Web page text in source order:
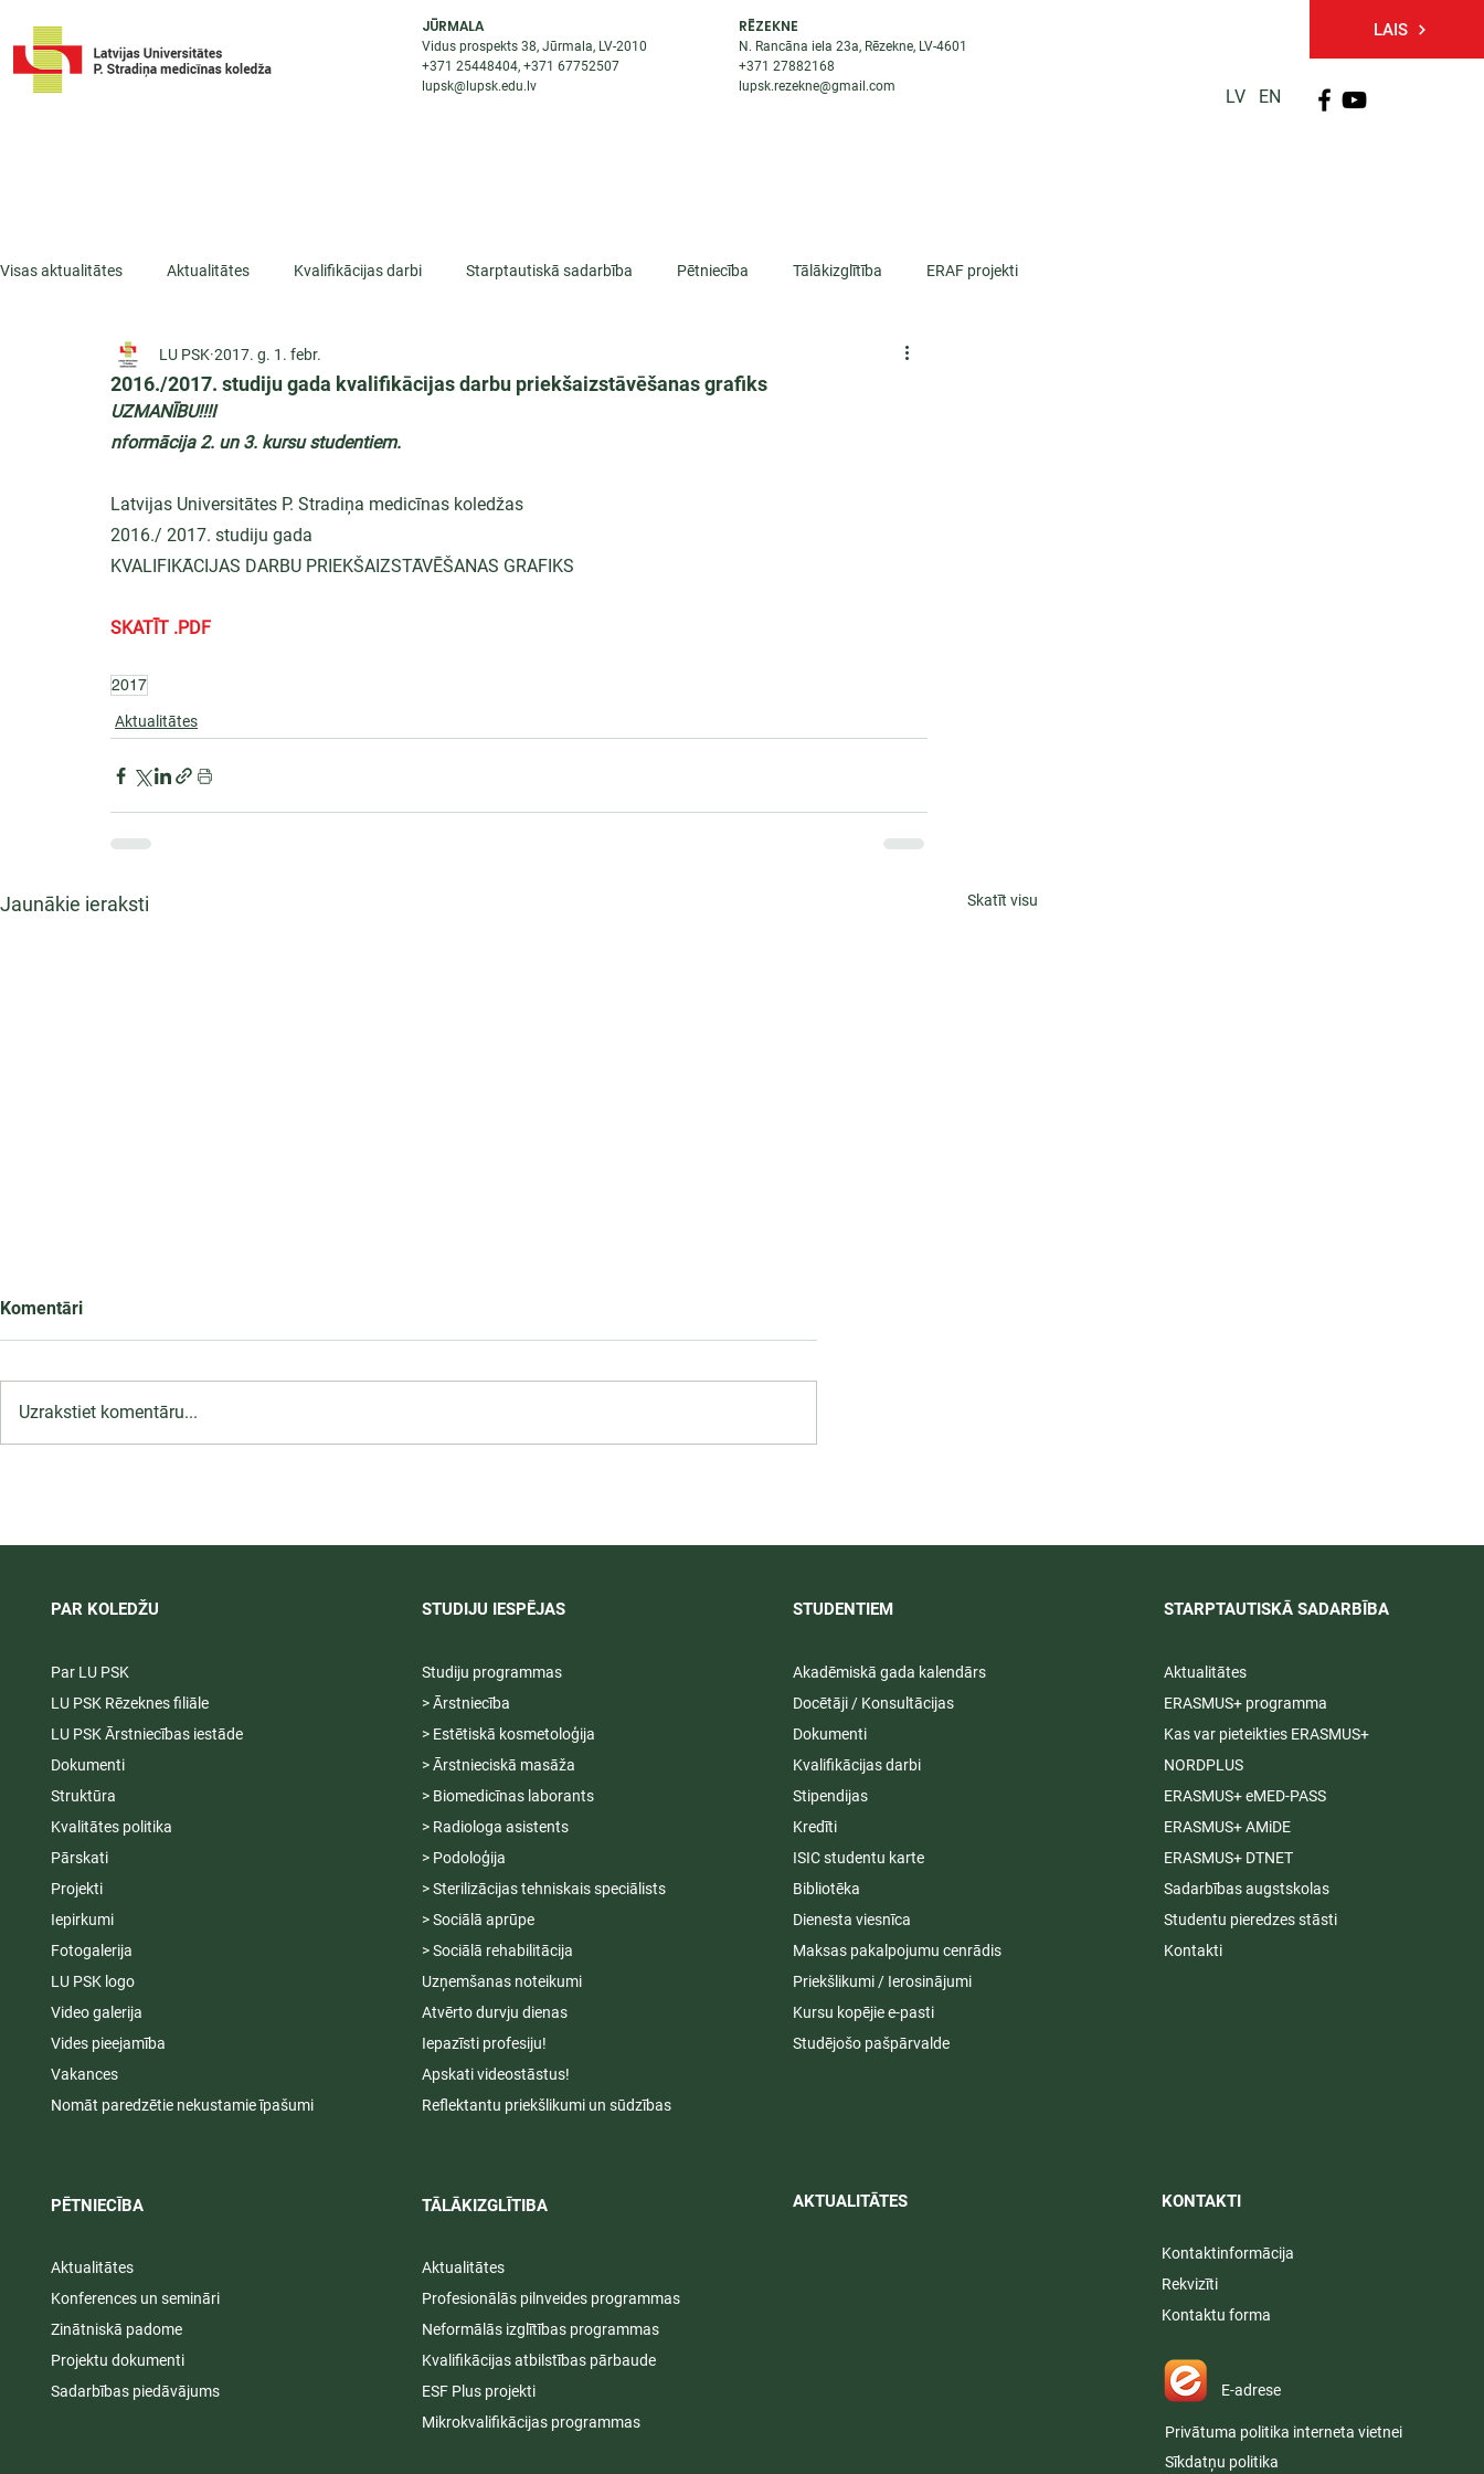
JŪRMALA
Vidus prospekts 38, Jūrmala, LV-2010
+371 25448404, +37167752507
lupsk@lupsk.edu.lv
RĒZEKNE
N. Rancāna iela 23a, Rēzekne, LV-4601
+37127882168
lupsk.rezekne@gmail.com
LAIS
LV EN
Visas aktualitātes Aktualitātes Kvalifikācijas darbi Starptautiskā sadarbība Pētniecība Tālākizglītība ERAF projekti
ESF projekti Iepazīsti profesiju
2016./2017. studiju gada kvalifikācijas darbu priekšaizstāvēšanas grafiks
LU PSK 2017. g. 1. febr.
UZMANĪBU!!!I
nformācija 2. un 3. kursu studentiem.
Latvijas Universitātes P. Stradiņa medicīnas koledžas
2016./ 2017. studiju gada
KVALIFIKĀCIJAS DARBU PRIEKŠAIZSTĀVĒŠANAS GRAFIKS
SKATĪT .PDF
2017
Aktualitātes
Jaunākie ieraksti Skatīt visu
Komentāri
Uzrakstiet komentāru...
PAR KOLEDŽU
Par LU PSK
LU PSK Rēzeknes filiāle
LU PSK Ārstniecības iestāde
Dokumenti
Struktūra
Kvalitātes politika
Pārskati
Projekti
Iepirkumi
Fotogalerija
LU PSK logo
Video galerija
Vides pieejamība
Vakances
Nomāt paredzētie nekustamie īpašumi
PĒTNIECĪBA
Aktualitātes
Konferences un semināri
Zinātniskā padome
Projektu dokumenti
Sadarbības piedāvājums
STUDIJU IESPĒJAS
Studiju programmas
> Ārstniecība
> Estētiskā kosmetoloģija
> Ārstnieciskā masāža
> Biomedicīnas laborants
> Radiologa asistents
> Podoloģija
> Sterilizācijas tehniskais speciālists
> Sociālā aprūpe
> Sociālā rehabilitācija
Uzņemšanas noteikumi
Atvērto durvju dienas
Iepazīsti profesiju!
Apskati videostāstus!
Reflektantu priekšlikumi un sūdzības
TĀLĀKIZGLĪTIBA
Aktualitātes
Profesionālās pilnveides programmas
Neformālās izglītības programmas
Kvalifikācijas atbilstības pārbaude
ESF Plus projekti
Mikrokvalifikācijas programmas
STUDENTIEM​
Akadēmiskā gada kalendārs
Docētāji / Konsultācijas
Dokumenti
Kvalifikācijas darbi
Stipendijas
Kredīti
ISIC studentu karte
Bibliotēka
Dienesta viesnīca
Maksas pakalpojumu cenrādis
Priekšlikumi / Ierosinājumi
Kursu kopējie e-pasti
Studējošo pašpārvalde
AKTUALITĀTES​​
STARPTAUTISKĀ SADARBĪBA​
Aktualitātes
ERASMUS+ programma
Kas var pieteikties ERASMUS+
NORDPLUS
ERASMUS+ eMED-PASS
ERASMUS+ AMiDE
ERASMUS+ DTNET
Sadarbības augstskolas
Studentu pieredzes stāsti
Kontakti
KONTAKTI​
Kontaktinformācija
Rekvizīti
Kontaktu forma
E-adrese
Privātuma politika interneta vietnei
Sīkdatņu politika